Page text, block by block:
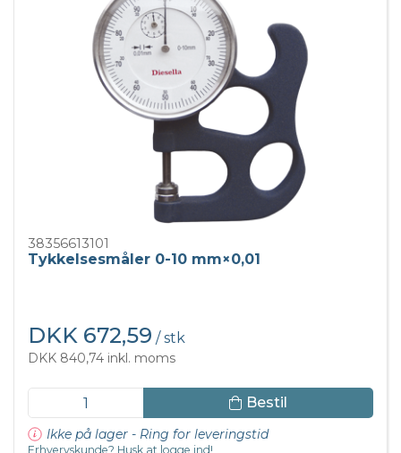
38356613101
Tykkelsesmåler 0-10 mm×0,01
DKK 672,59 / stk
DKK 840,74 inkl. moms
Bestil
Ikke på lager - Ring for leveringstid
Erhvervskunde? Husk at logge ind!